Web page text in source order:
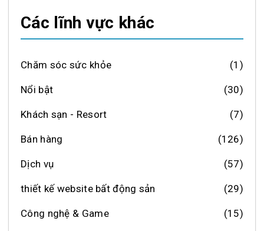
Các lĩnh vực khác
Chăm sóc sức khỏe (1)
Nổi bật (30)
Khách sạn - Resort (7)
Bán hàng (126)
Dịch vụ (57)
thiết kế website bất động sản (29)
Công nghệ & Game (15)